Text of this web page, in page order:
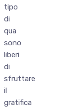
tipo
di
qua
sono
liberi
di
sfruttare
il
gratifica